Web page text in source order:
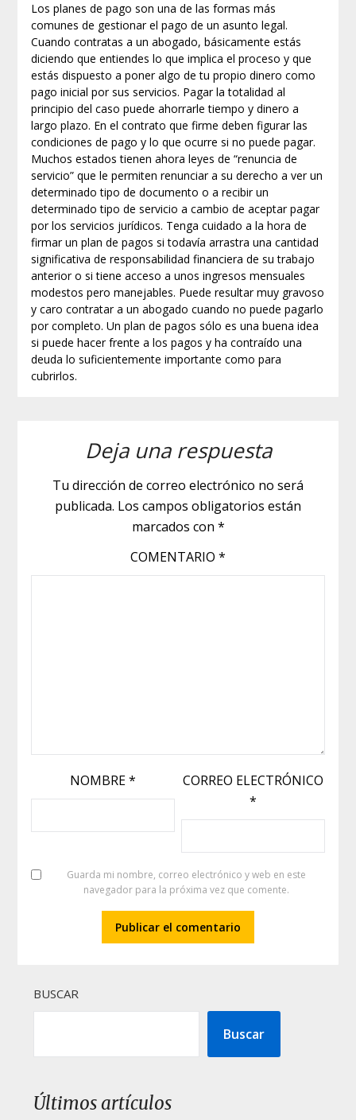
Los planes de pago son una de las formas más
comunes de gestionar el pago de un asunto legal.
Cuando contratas a un abogado, básicamente estás
diciendo que entiendes lo que implica el proceso y que
estás dispuesto a poner algo de tu propio dinero como
pago inicial por sus servicios. Pagar la totalidad al
principio del caso puede ahorrarle tiempo y dinero a
largo plazo. En el contrato que firme deben figurar las
condiciones de pago y lo que ocurre si no puede pagar.
Muchos estados tienen ahora leyes de “renuncia de
servicio” que le permiten renunciar a su derecho a ver un
determinado tipo de documento o a recibir un
determinado tipo de servicio a cambio de aceptar pagar
por los servicios jurídicos. Tenga cuidado a la hora de
firmar un plan de pagos si todavía arrastra una cantidad
significativa de responsabilidad financiera de su trabajo
anterior o si tiene acceso a unos ingresos mensuales
modestos pero manejables. Puede resultar muy gravoso
y caro contratar a un abogado cuando no puede pagarlo
por completo. Un plan de pagos sólo es una buena idea
si puede hacer frente a los pagos y ha contraído una
deuda lo suficientemente importante como para
cubrirlos.
Deja una respuesta
Tu dirección de correo electrónico no será
publicada. Los campos obligatorios están
marcados con *
COMENTARIO *
NOMBRE*
CORREO ELECTRÓNICO
*
Guarda mi nombre, correo electrónico y web en este
navegador para la próxima vez que comente.
BUSCAR
Buscar
Últimos artículos